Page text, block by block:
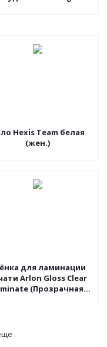
Hexis Team белая
(жен.)
для ламинации
Arlon Gloss Clear
(Прозрачная